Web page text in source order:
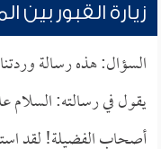
زيارة القبور بين
السؤال: هذه رسالة
يقول في رسالته: السلام
أصحاب الفضيلة! لقد